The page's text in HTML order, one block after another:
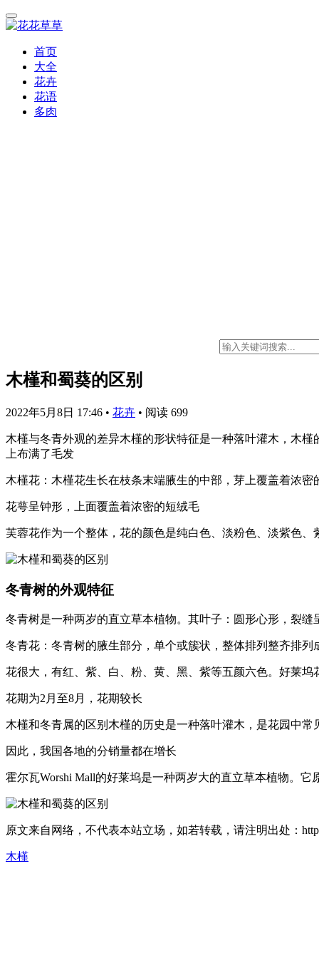
首页
大全
花卉
花语
多肉
木槿和蜀葵的区别
2022年5月8日 17:46 • 花卉 • 阅读 699
木槿与冬青外观的差异木槿的形状特征是一种落叶灌木，木
上布满了毛发
木槿花：木槿花生长在枝条末端腋生的中部，芽上覆盖着浓密
花萼呈钟形，上面覆盖着浓密的短绒毛
芙蓉花作为一个整体，花的颜色是纯白色、淡粉色、淡紫色
冬青树的外观特征
冬青树是一种两岁的直立草本植物。其叶子：圆形心形，裂
冬青花：冬青树的腋生部分，单个或簇状，整体排列整齐排列
花很大，有红、紫、白、粉、黄、黑、紫等五颜六色。好莱坞
花期为2月至8月，花期较长
木槿和冬青属的区别木槿的历史是一种落叶灌木，是花园中
因此，我国各地的分销量都在增长
霍尔瓦Worshi Mall的好莱坞是一种两岁大的直立草本植物。
原文来自网络，不代表本站立场，如若转载，请注明出处：
木槿